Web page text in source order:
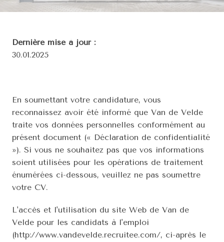
30.01.2025
En soumettant votre candidature, vous
reconnaissez avoir été informé que Van de Velde
traite vos données personnelles conformément au
présent document (« Déclaration de confidentialité
»). Si vous ne souhaitez pas que vos informations
soient utilisées pour les opérations de traitement
énumérées ci-dessous, veuillez ne pas soumettre
votre CV.
L'accès et l'utilisation du site Web de Van de
Velde pour les candidats à l'emploi
(http://www.vandevelde.recruitee.com/, ci-après le